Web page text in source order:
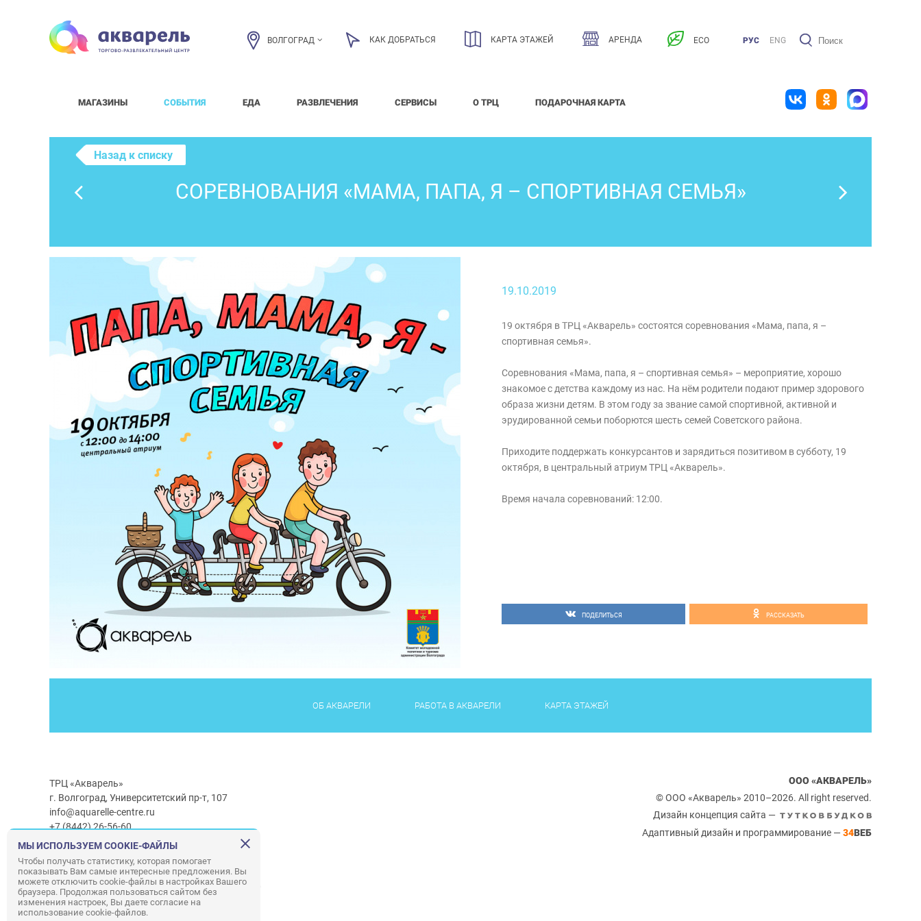
ВОЛГОГРАД КАК ДОБРАТЬСЯ КАРТА ЭТАЖЕЙ АРЕНДА ECO РУС ENG
МАГАЗИНЫ СОБЫТИЯ ЕДА РАЗВЛЕЧЕНИЯ СЕРВИСЫ О ТРЦ ПОДАРОЧНАЯ КАРТА
Назад к списку
СОРЕВНОВАНИЯ «МАМА, ПАПА, Я – СПОРТИВНАЯ СЕМЬЯ»
19.10.2019
19 октября в ТРЦ «Акварель» состоятся соревнования «Мама, папа, я –
спортивная семья».
Соревнования «Мама, папа, я – спортивная семья» – мероприятие, хорошо
знакомое с детства каждому из нас. На нём родители подают пример здорового
образа жизни детям. В этом году за звание самой спортивной, активной и
эрудированной семьи поборются шесть семей Советского района.
Приходите поддержать конкурсантов и зарядиться позитивом в субботу, 19
октября, в центральный атриум ТРЦ «Акварель».
Время начала соревнований: 12:00.
ПОДЕЛИТЬСЯ РАССКАЗАТЬ
ОБ АКВАРЕЛИ РАБОТА В АКВАРЕЛИ КАРТА ЭТАЖЕЙ
ТРЦ «Акварель»
г. Волгоград, Университетский пр-т, 107
info@aquarelle-centre.ru
+7 (8442) 26-56-60
Часы работы ТРЦ: с 10:00 до 22:00
Часы работы г/м Ашан:с 08:00 до 23:00
Часы работыг/мЛемана ПРО:с 08:00 до 22:00
Правила посещения ТРЦ «Акварель»
ООО «АКВАРЕЛЬ»
© ООО «Акварель» 2010–2026. All right reserved.
Дизайн концепция сайта —
Адаптивный дизайн и программирование — 34ВЕБ
МЫ ИСПОЛЬЗУЕМ COOKIE-ФАЙЛЫ
Чтобы получать статистику, которая помогает
показывать Вам самые интересные предложения. Вы
можете отключить cookie-файлы в настройках Вашего
браузера. Продолжая пользоваться сайтом без
изменения настроек, Вы даете согласие на
использование cookie-файлов.